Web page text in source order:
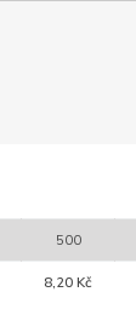
500
8,20 Kč